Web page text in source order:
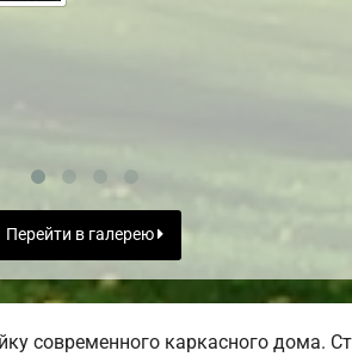
Перейти в галерею
современного каркасного дома.